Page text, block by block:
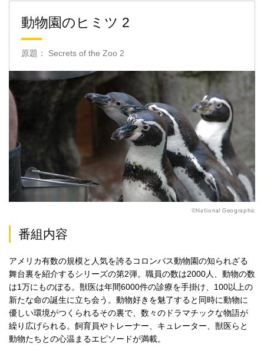
動物園のヒミツ 2
原題： Secrets of the Zoo 2
©National Geographic
番組内容
アメリカ有数の規模と人気を誇るコロンバス動物園の知られざる
舞台裏を紹介するシリーズの第2弾。職員の数は2000人、動物の数
は1万にものぼる。獣医は年間6000件の診療を手掛け、100以上の
新たな命の誕生に立ち会う。動物好きを魅了すると同時に動物に
優しい環境がつくられるその裏で、数々のドラマチックな物語が
繰り広げられる。飼育員やトレーナー、キュレーター、獣医らと
動物たちとの心温まるエピソードが満載。